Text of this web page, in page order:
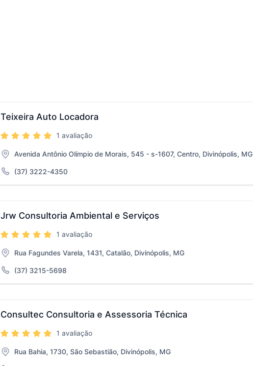
Teixeira Auto Locadora
1 avaliação
Avenida Antônio Olímpio de Morais, 545 - s-1607, Centro, Divinópolis, MG
(37) 3222-4350
Jrw Consultoria Ambiental e Serviços
1 avaliação
Rua Fagundes Varela, 1431, Catalão, Divinópolis, MG
(37) 3215-5698
Consultec Consultoria e Assessoria Técnica
1 avaliação
Rua Bahia, 1730, São Sebastião, Divinópolis, MG